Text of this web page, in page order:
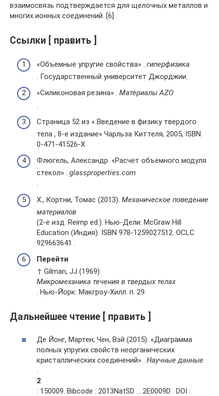
взаимосвязь подтверждается для щелочных металлов и
многих ионных соединений. [6]
Ссылки [ править ]
«Объемные упругие свойства» . гиперфизика
. Государственный университет Джорджии.
«Силиконовая резина» . Материалы AZO
.
Страница 52 из « Введение в физику твердого
тела , 8-е издание» Чарльза Киттеля, 2005, ISBN
0-471-41526-X
Флюгель, Александр. «Расчет объемного модуля
стекол» . glassproperties.com
.
Х., Кортни, Томас (2013). Механическое поведение
материалов
(2-е изд. Reimp ed.). Нью-Дели: McGraw Hill
Education (Индия). ISBN 978-1259027512. OCLC
929663641 .
Перейти
↑ Gilman, JJ (1969).
Микромеханика течения в твердых телах
. Нью-Йорк: Макгроу-Хилл. п. 29.
Дальнейшее чтение [ править ]
Де Йонг, Мартен; Чен, Вэй (2015). «Диаграмма
полных упругих свойств неорганических
кристаллических соединений» . Научные данные
.
2
: 150009. Bibcode : 2013NatSD … 2E0009D . DOI :